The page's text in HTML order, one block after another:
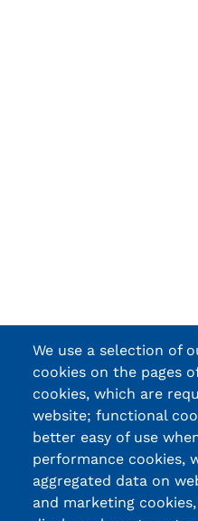
We use a selection of
cookies on the pages
cookies, which are
website; functional
better easy of use
performance cookies,
aggregated data on
and marketing